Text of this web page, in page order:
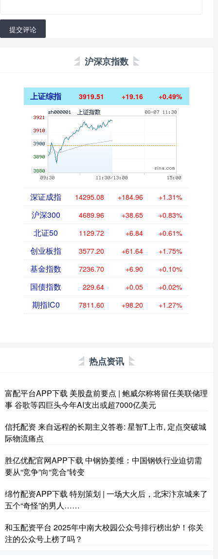
提交评论
沪深京指数
上证综指 3919.51 +19.16 +0.49%
深证成指 14295.08 +184.96 +1.31%
沪深300 4689.96 +38.65 +0.83%
北证50 1129.72 +6.84 +0.61%
创业板指 3577.20 +61.64 +1.75%
基金指数 7236.70 +6.90 +0.10%
国债指数 229.64 +0.05 +0.02%
期指IC0 7811.60 +98.20 +1.27%
热点资讯
富配平台APP下载 美股盘前要点 | 鲍威尔称将留任美联储理
事 谷歌等四巨头今年AI支出或超7000亿美元
信托配资 来自远程的长期主义答卷: 星智T上市, 定点突破城
际物流痛点
胜亿优配官网APP下载 中钢协姜维：中国钢铁行业迫切需
要从“竞争”向“竞合”转变
绵竹配资APP下载 特别策划 | 一场大火后，北宋汴京城来了
五个“奇怪”的男人……
和玉配资平台 2025年中南大校园公众号排行榜出炉！你关
注的公众号上榜了吗？